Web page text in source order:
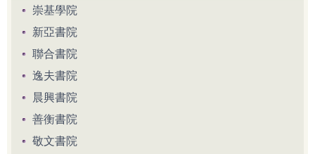
崇基學院
新亞書院
聯合書院
逸夫書院
晨興書院
善衡書院
敬文書院